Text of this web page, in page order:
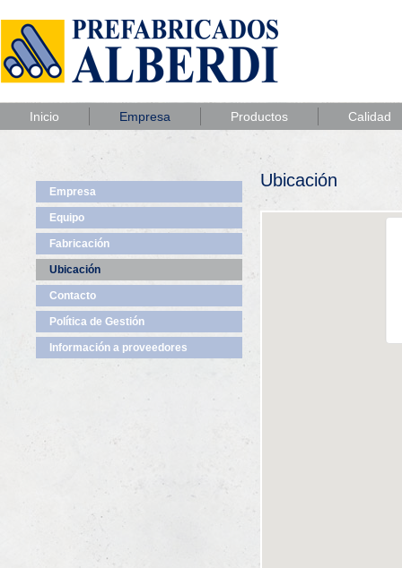
Inicio Empresa Productos Calidad
Empresa
Equipo
Fabricación
Ubicación
Contacto
Política de Gestión
Información a proveedores
Ubicación